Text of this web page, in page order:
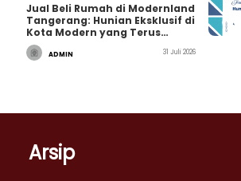
Jual Beli Rumah di Modernland
Tangerang: Hunian Eksklusif di
Kota Modern yang Terus
Berkembang
ADMIN 31 Juli 2026
Arsip